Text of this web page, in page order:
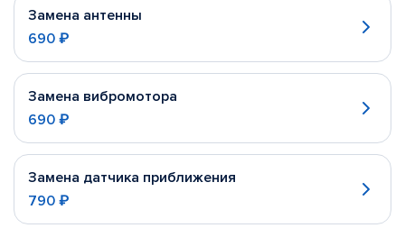
Замена антенны
690 ₽
Замена вибромотора
690 ₽
Замена датчика приближения
790 ₽